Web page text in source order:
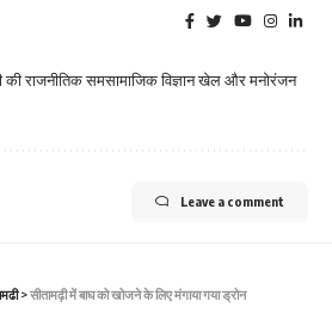
की राजनीतिक समसामाजिक विज्ञान खेल और मनोरंजन
Leave a comment
>सीतामढ़ी में बाघ को खोजने के लिए मंगाया गया ड्रोन